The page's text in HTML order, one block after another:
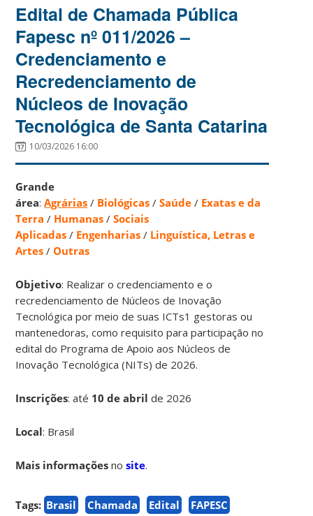
Edital de Chamada Pública
Fapesc nº 011/2026 –
Credenciamento e
Recredenciamento de
Núcleos de Inovação
Tecnológica de Santa Catarina
10/03/2026 16:00
Grande
área:Agrárias / Biológicas /Saúde / Exatas e da
Terra / Humanas /Sociais
Aplicadas / Engenharias / Linguística, Letras e
Artes /Outras
Objetivo: Realizar o credenciamento e o
recredenciamento de Núcleos de Inovação
Tecnológica por meio de suas ICTs1 gestoras ou
mantenedoras, como requisito para participação no
edital do Programa de Apoio aos Núcleos de
Inovação Tecnológica (NITs) de 2026.
Inscrições: até 10 de abrilde 2026
Local: Brasil
Mais informações nosite.
Tags: Brasil Chamada Edital FAPESC